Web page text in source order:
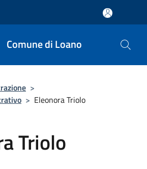
Comune di Loano
>
> Eleonora Triolo
Triolo